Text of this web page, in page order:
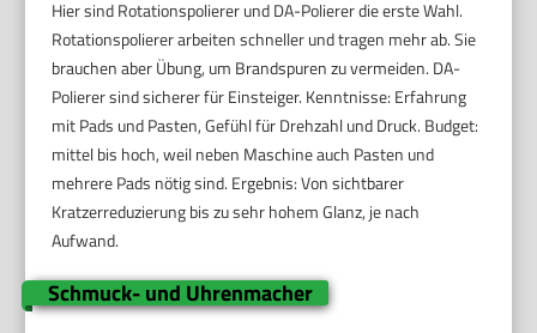
Hier sind Rotationspolierer und DA-Polierer die erste Wahl.
Rotationspolierer arbeiten schneller und tragen mehr ab. Sie
brauchen aber Übung, um Brandspuren zu vermeiden. DA-
Polierer sind sicherer für Einsteiger. Kenntnisse: Erfahrung
mit Pads und Pasten, Gefühl für Drehzahl und Druck. Budget:
mittel bis hoch, weil neben Maschine auch Pasten und
mehrere Pads nötig sind. Ergebnis: Von sichtbarer
Kratzerreduzierung bis zu sehr hohem Glanz, je nach
Aufwand.
Schmuck- und Uhrenmacher